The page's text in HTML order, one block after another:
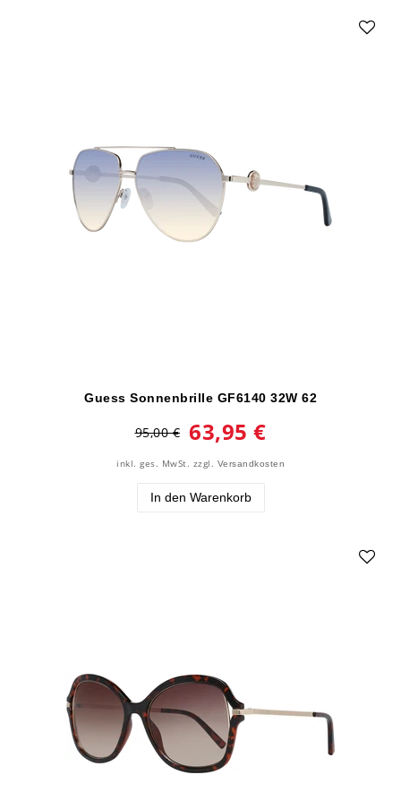
Guess Sonnenbrille GF6140 32W 62
95,00 € 63,95 €
inkl. ges. MwSt. zzgl. Versandkosten
In den Warenkorb